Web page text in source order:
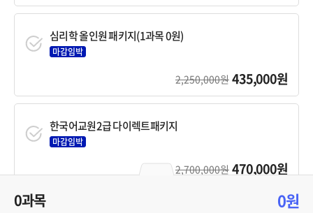
0과목 0원
심리학 올인원 패키지(1과목 0원)
마감임박
2,250,000원 435,000원
한국어교원2급 다이렉트패키지
마감임박
2,700,000원 470,000원